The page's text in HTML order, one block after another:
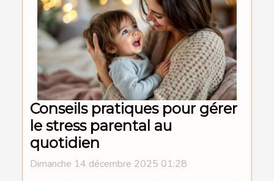
Conseils pratiques pour gérer
le stress parental au
quotidien
Dimanche 14 décembre 2025 01:28